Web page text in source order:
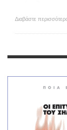
Διαβάστε